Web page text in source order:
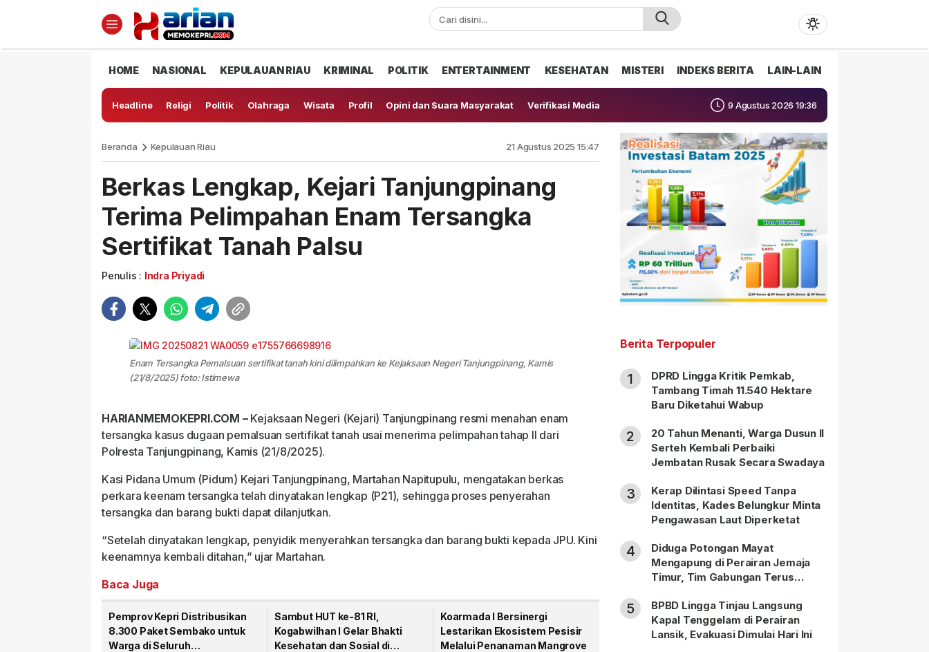
HOME NASIONAL KEPULAUAN RIAU KRIMINAL POLITIK ENTERTAINMENT KESEHATAN MISTERI INDEKS BERITA LAIN-LAIN
Headline Religi Politik Olahraga Wisata Profil Opini dan Suara Masyarakat Verifikasi Media 9 Agustus 2026 19:36
Beranda Kepulauan Riau 21 Agustus 2025 15:47
Berkas Lengkap, Kejari Tanjungpinang
Terima Pelimpahan Enam Tersangka
Sertifikat Tanah Palsu
Penulis : Indra Priyadi
Enam Tersangka Pemalsuan sertifikat tanah kini dilimpahkan ke Kejaksaan Negeri Tanjungpinang, Kamis
(21/8/2025) foto: Istimewa
HARIANMEMOKEPRI.COM –Kejaksaan Negeri (Kejari) Tanjungpinang resmi menahan enam
tersangka kasus dugaan pemalsuan sertifikat tanah usai menerima pelimpahan tahap II dari
Polresta Tanjungpinang, Kamis (21/8/2025).
Kasi Pidana Umum (Pidum) Kejari Tanjungpinang, Martahan Napitupulu, mengatakan berkas
perkara keenam tersangka telah dinyatakan lengkap (P21), sehingga proses penyerahan
tersangka dan barang bukti dapat dilanjutkan.
“Setelah dinyatakan lengkap, penyidik menyerahkan tersangka dan barang bukti kepada JPU. Kini
keenamnya kembali ditahan,” ujar Martahan.
Baca Juga
Pemprov Kepri Distribusikan
8.300 Paket Sembako untuk
Warga di Seluruh
Sambut HUT ke-81 RI,
Kogabwilhan I Gelar Bhakti
Kesehatan dan Sosial di
Koarmada I Bersinergi
Lestarikan Ekosistem Pesisir
Melalui Penanaman Mangrove
Berita Terpopuler
1
DPRD Lingga Kritik Pemkab,
Tambang Timah 11.540 Hektare
Baru Diketahui Wabup
2
20 Tahun Menanti, Warga Dusun II
Serteh Kembali Perbaiki
Jembatan Rusak Secara Swadaya
3
Kerap Dilintasi Speed Tanpa
Identitas, Kades Belungkur Minta
Pengawasan Laut Diperketat
4
Diduga Potongan Mayat
Mengapung di Perairan Jemaja
Timur, Tim Gabungan Terus
5
BPBD Lingga Tinjau Langsung
Kapal Tenggelam di Perairan
Lansik, Evakuasi Dimulai Hari Ini